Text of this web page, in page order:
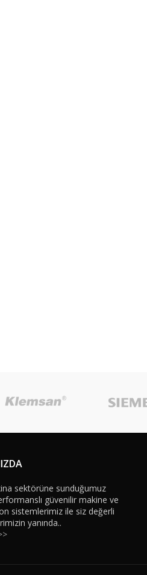
sektörüne sunduğumuz
güvenilir makine ve
sistemlerimiz ile siz değerli
yanında..